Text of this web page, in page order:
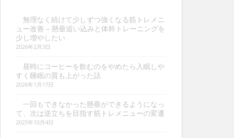
無理なく続けて少しずつ強くなる筋トレメニ
ュー改善 – 懸垂追い込みと体幹トレーニングを
少し増やしたい
2026年2月3日
昼時にコーヒーを飲むのをやめたら入眠しや
すく睡眠の質も上がった話
2026年1月17日
一回もできなかった懸垂ができるようになっ
て、次は逆立ちを目指す筋トレメニューの変遷
2025年10月4日